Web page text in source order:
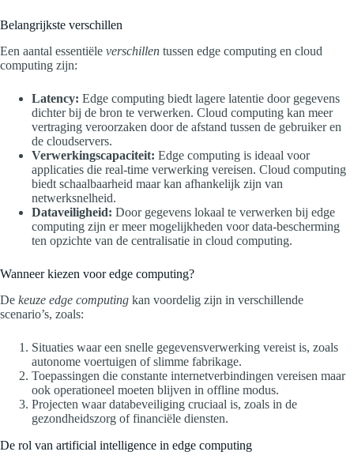
Belangrijkste verschillen
Een aantal essentiële verschillen tussen edge computing en cloud
computing zijn:
Latency: Edge computing biedt lagere latentie door gegevens
dichter bij de bron te verwerken. Cloud computing kan meer
vertraging veroorzaken door de afstand tussen de gebruiker en
de cloudservers.
Verwerkingscapaciteit: Edge computing is ideaal voor
applicaties die real-time verwerking vereisen. Cloud computing
biedt schaalbaarheid maar kan afhankelijk zijn van
netwerksnelheid.
Dataveiligheid: Door gegevens lokaal te verwerken bij edge
computing zijn er meer mogelijkheden voor data-bescherming
ten opzichte van de centralisatie in cloud computing.
Wanneer kiezen voor edge computing?
De keuze edge computing kan voordelig zijn in verschillende
scenario’s, zoals:
Situaties waar een snelle gegevensverwerking vereist is, zoals
autonome voertuigen of slimme fabrikage.
Toepassingen die constante internetverbindingen vereisen maar
ook operationeel moeten blijven in offline modus.
Projecten waar databeveiliging cruciaal is, zoals in de
gezondheidszorg of financiële diensten.
De rol van artificial intelligence in edge computing